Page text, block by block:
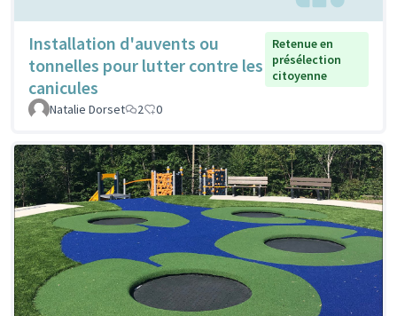
Installation d'auvents ou
tonnelles pour lutter contre les
canicules
Retenue en
présélection
citoyenne
Natalie Dorset 2 0